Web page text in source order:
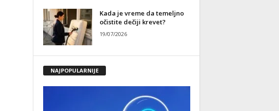
Kada je vreme da temeljno
očistite dečiji krevet?
19/07/2026
NAJPOPULARNIJE